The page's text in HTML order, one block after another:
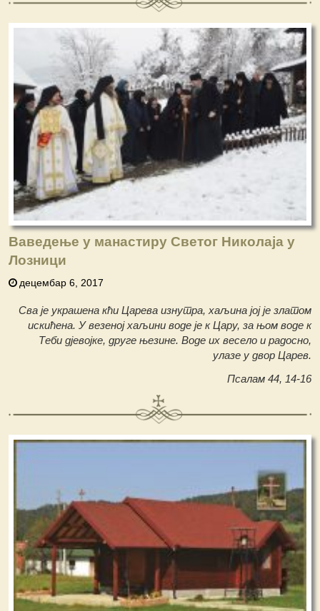
Ваведење у манастиру Светог Николаја у
Лозници
децембар 6, 2017
Сва је украшена кћи Царева изнутра, хаљина јој је златом
искићена. У везеној хаљини воде је к Цару, за њом воде к
Теби дјевојке, друге њезине. Воде их весело и радосно,
улазе у двор Царев.
Псалам 44, 14-16